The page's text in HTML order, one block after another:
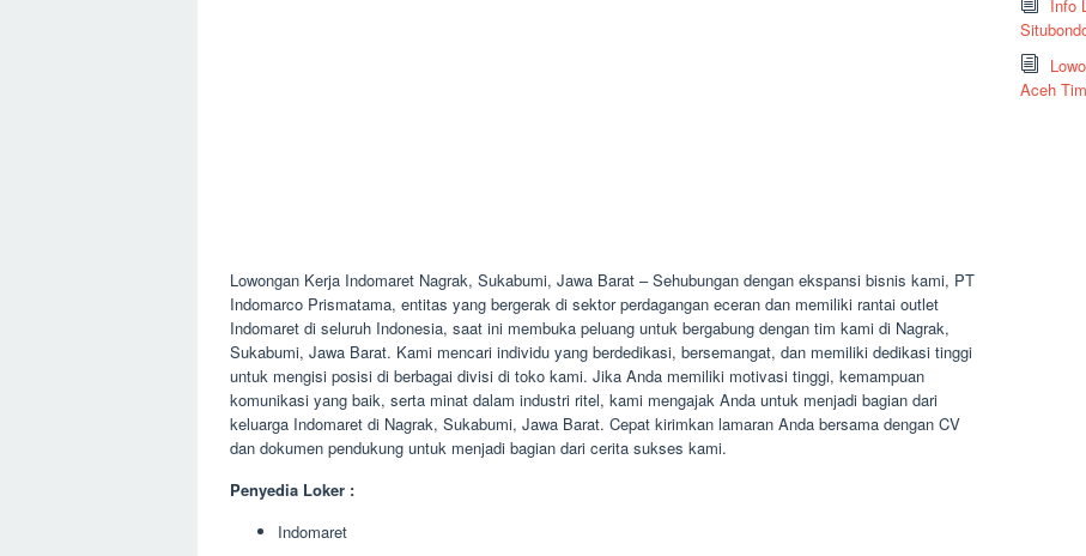
Lowongan Kerja Indomaret Nagrak, Sukabumi, Jawa Barat – Sehubungan dengan ekspansi bisnis kami, PT
Indomarco Prismatama, entitas yang bergerak di sektor perdagangan eceran dan memiliki rantai outlet
Indomaret di seluruh Indonesia, saat ini membuka peluang untuk bergabung dengan tim kami di Nagrak,
Sukabumi, Jawa Barat. Kami mencari individu yang berdedikasi, bersemangat, dan memiliki dedikasi tinggi
untuk mengisi posisi di berbagai divisi di toko kami. Jika Anda memiliki motivasi tinggi, kemampuan
komunikasi yang baik, serta minat dalam industri ritel, kami mengajak Anda untuk menjadi bagian dari
keluarga Indomaret di Nagrak, Sukabumi, Jawa Barat. Cepat kirimkan lamaran Anda bersama dengan CV
dan dokumen pendukung untuk menjadi bagian dari cerita sukses kami.
Penyedia Loker :
Indomaret
Info
Aceh